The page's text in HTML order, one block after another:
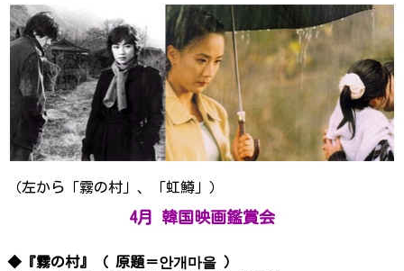
（左から「霧の村」、「虹鱒」）
4月 韓国映画鑑賞会
◆『霧の村』（ 原題＝안개마을 ）